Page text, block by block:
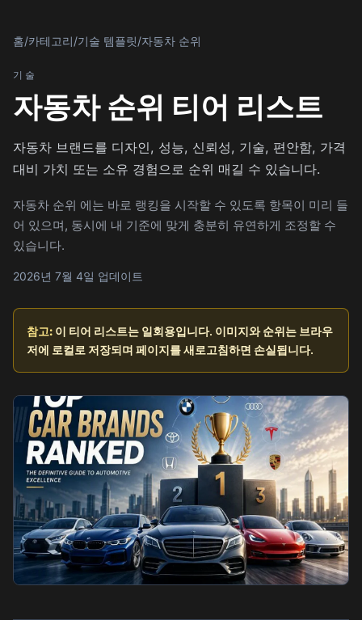
홈/카테고리/기술 템플릿/자동차 순위
기술
자동차 순위 티어 리스트
자동차 브랜드를 디자인, 성능, 신뢰성, 기술, 편안함, 가격
대비 가치 또는 소유 경험으로 순위 매길 수 있습니다.
자동차 순위 에는 바로 랭킹을 시작할 수 있도록 항목이 미리 들
어 있으며, 동시에 내 기준에 맞게 충분히 유연하게 조정할 수
있습니다.
2026년 7월 4일 업데이트
참고: 이 티어 리스트는 일회용입니다. 이미지와 순위는 브라우
저에 로컬로 저장되며 페이지를 새로고침하면 손실됩니다.